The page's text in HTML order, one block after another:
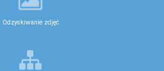
Odzyskiwanie zdjęć